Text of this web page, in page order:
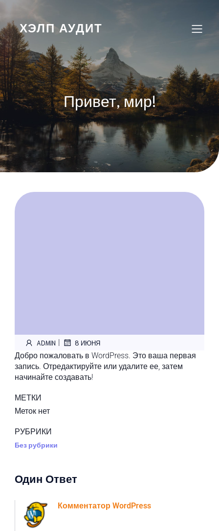
содержимому
ХЭЛП АУДИТ
Привет, мир!
ADMIN | 8 ИЮНЯ
Добро пожаловать в WordPress. Это ваша первая
запись. Отредактируйте или удалите ее, затем
начинайте создавать!
МЕТКИ
Меток нет
РУБРИКИ
Без рубрики
Один Ответ
Комментатор WordPress